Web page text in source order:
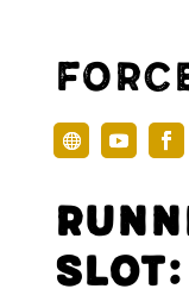
Slot: